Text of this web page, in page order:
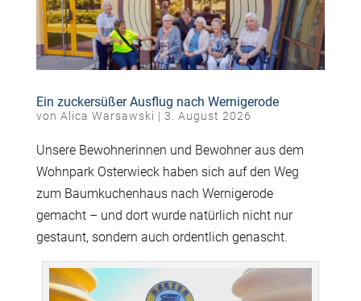
Ein zuckersüßer Ausflug nach Wernigerode
von Alica Warsawski | 3. August 2026
Unsere Bewohnerinnen und Bewohner aus dem
Wohnpark Osterwieck haben sich auf den Weg
zum Baumkuchenhaus nach Wernigerode
gemacht – und dort wurde natürlich nicht nur
gestaunt, sondern auch ordentlich genascht.